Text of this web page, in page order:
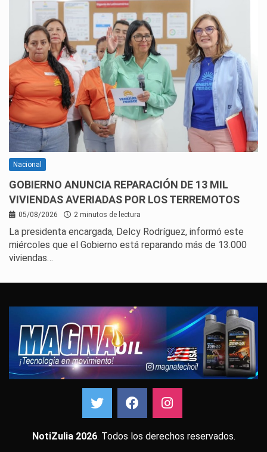
Nacional
GOBIERNO ANUNCIA REPARACIÓN DE 13 MIL
VIVIENDAS AVERIADAS POR LOS TERREMOTOS
05/08/2026 2 minutos de lectura
La presidenta encargada, Delcy Rodríguez, informó este
miércoles que el Gobierno está reparando más de 13.000
viviendas…
NotiZulia 2026. Todos los derechos reservados.